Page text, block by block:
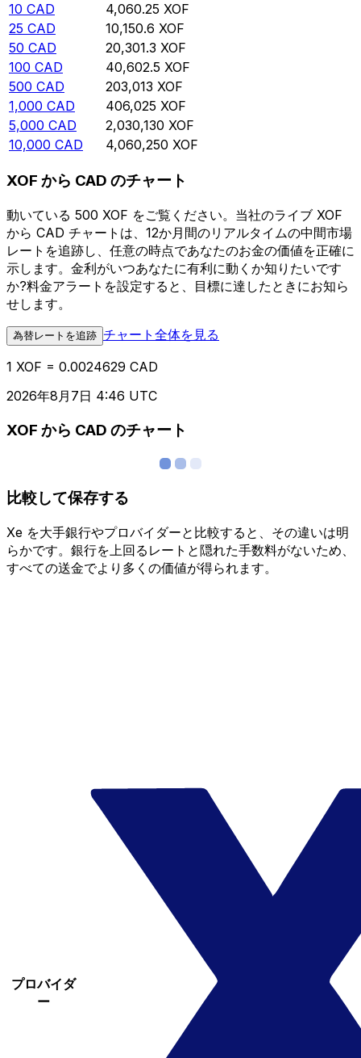
10 CAD 4,060.25 XOF
25 CAD 10,150.6 XOF
50 CAD 20,301.3 XOF
100 CAD 40,602.5 XOF
500 CAD 203,013 XOF
1,000 CAD 406,025 XOF
5,000 CAD 2,030,130 XOF
10,000 CAD 4,060,250 XOF
XOF から CAD のチャート
動いている 500 XOF をご覧ください。当社のライブ XOF
から CAD チャートは、12か月間のリアルタイムの中間市場
レートを追跡し、任意の時点であなたのお金の価値を正確に
示します。金利がいつあなたに有利に動くか知りたいです
か?料金アラートを設定すると、目標に達したときにお知ら
せします。
為替レートを追跡 チャート全体を見る
1 XOF = 0.0024629 CAD
2026年8月7日 4:46 UTC
XOF から CAD のチャート
比較して保存する
Xe を大手銀行やプロバイダーと比較すると、その違いは明
らかです。銀行を上回るレートと隠れた手数料がないため、
すべての送金でより多くの価値が得られます。
プロバイダ
ー